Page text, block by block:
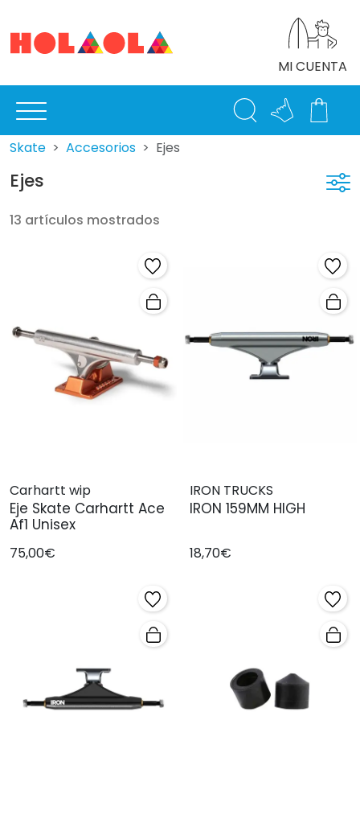
MI CUENTA
Skate Accesorios Ejes
Ejes
13 artículos mostrados
Carhartt wip
Eje Skate Carhartt Ace
Af1 Unisex
75,00€
IRON TRUCKS
IRON 159MM HIGH
18,70€